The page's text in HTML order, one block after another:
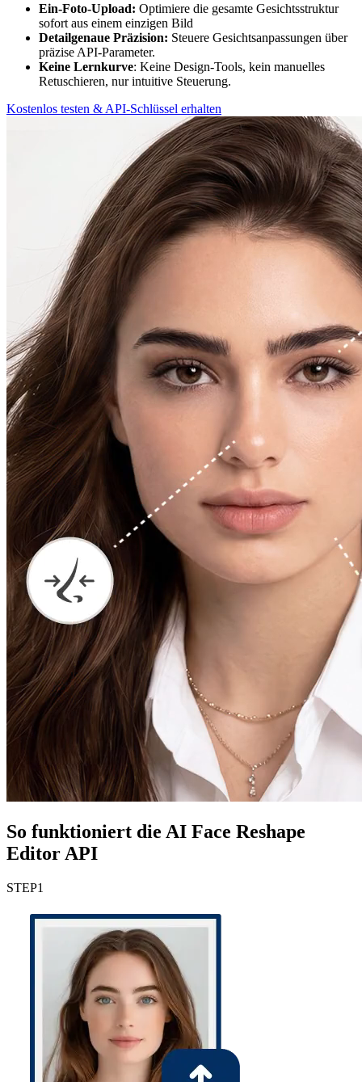
Ein-Foto-Upload: Optimiere die gesamte Gesichtsstruktur
sofort aus einem einzigen Bild
Detailgenaue Präzision: Steuere Gesichts­anpassungen über
präzise API-Parameter.
Keine Lernkurve: Keine Design-Tools, kein manuelles
Retuschieren, nur intuitive Steuerung.
Kostenlos testen & API-Schlüssel erhalten
So funktioniert die AI Face Reshape
Editor API
STEP1